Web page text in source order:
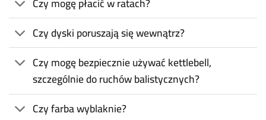
Czy dyski poruszają się wewnątrz?
Czy mogę bezpiecznie używać kettlebell,
szczególnie do ruchów balistycznych?
Czy farba wyblaknie?